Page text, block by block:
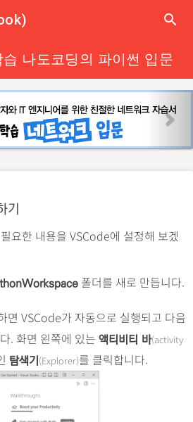
close
search
나도코딩의 파이썬 입문
e
기
요한 내용을 VSCode에 설정해 보겠
폴더를 새로 만듭니다.
면 VSCode가 자동으로 실행되고 다음
. 화면 왼쪽에 있는 액티비티 바(activity
탐색기 (Explorer)를 클릭합니다.